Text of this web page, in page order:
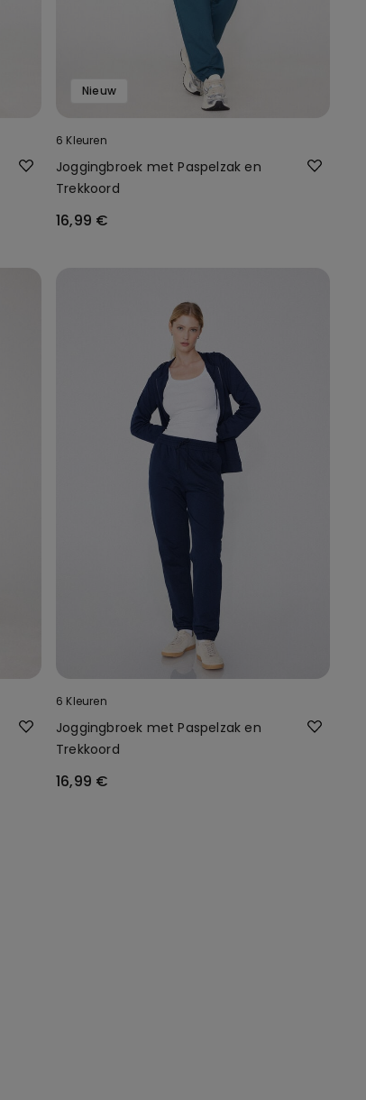
Nieuw
6 Kleuren
Joggingbroek met Paspelzak en
Trekkoord
16,99 €
6 Kleuren
Joggingbroek met Paspelzak en
Trekkoord
16,99 €